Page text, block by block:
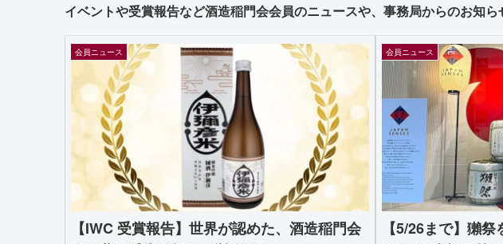
イベントや受賞報告など酒造稲門会会員のニュースや、事務局からのお知
会員ニュース
【IWC 受賞報告】世界が認めた、酒造稲門会
会員ニュース
【5/26まで】獺